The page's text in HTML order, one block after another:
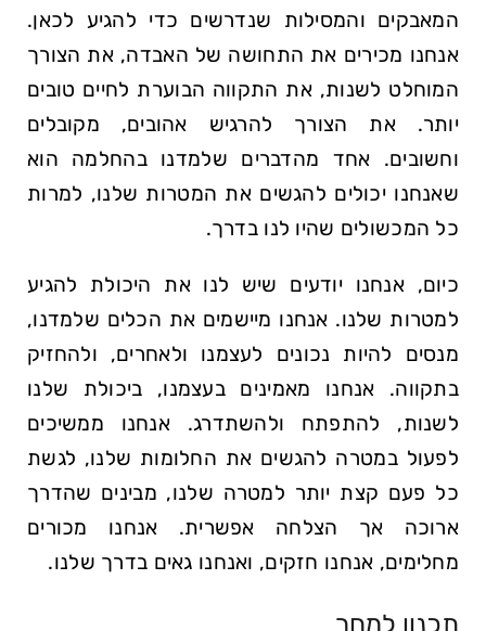
המאבקים והמסילות שנדרשים כדי להגיע לכאן.
אנחנו מכירים את התחושה של האבדה, את הצורך
המוחלט לשנות, את התקווה הבוערת לחיים טובים
יותר. את הצורך להרגיש אהובים, מקובלים
וחשובים. אחד מהדברים שלמדנו בהחלמה הוא
שאנחנו יכולים להגשים את המטרות שלנו, למרות
כל המכשולים שהיו לנו בדרך.
כיום, אנחנו יודעים שיש לנו את היכולת להגיע
למטרות שלנו. אנחנו מיישמים את הכלים שלמדנו,
מנסים להיות נכונים לעצמנו ולאחרים, ולהחזיק
בתקווה. אנחנו מאמינים בעצמנו, ביכולת שלנו
לשנות, להתפתח ולהשתדרג. אנחנו ממשיכים
לפעול במטרה להגשים את החלומות שלנו, לגשת
כל פעם קצת יותר למטרה שלנו, מבינים שהדרך
ארוכה אך הצלחה אפשרית. אנחנו מכורים
מחלימים, אנחנו חזקים, ואנחנו גאים בדרך שלנו.
תכנון למחר